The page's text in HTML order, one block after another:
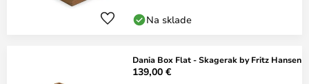
Na sklade
Dania Box Flat - Skagerak by Fritz Hansen
139,00 €